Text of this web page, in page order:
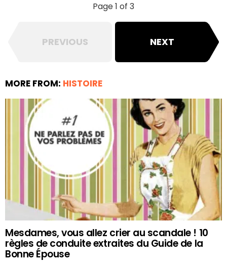
Page 1 of 3
PREVIOUS NEXT
MORE FROM: HISTOIRE
Mesdames, vous allez crier au scandale ! 10
règles de conduite extraites du Guide de la
Bonne Épouse